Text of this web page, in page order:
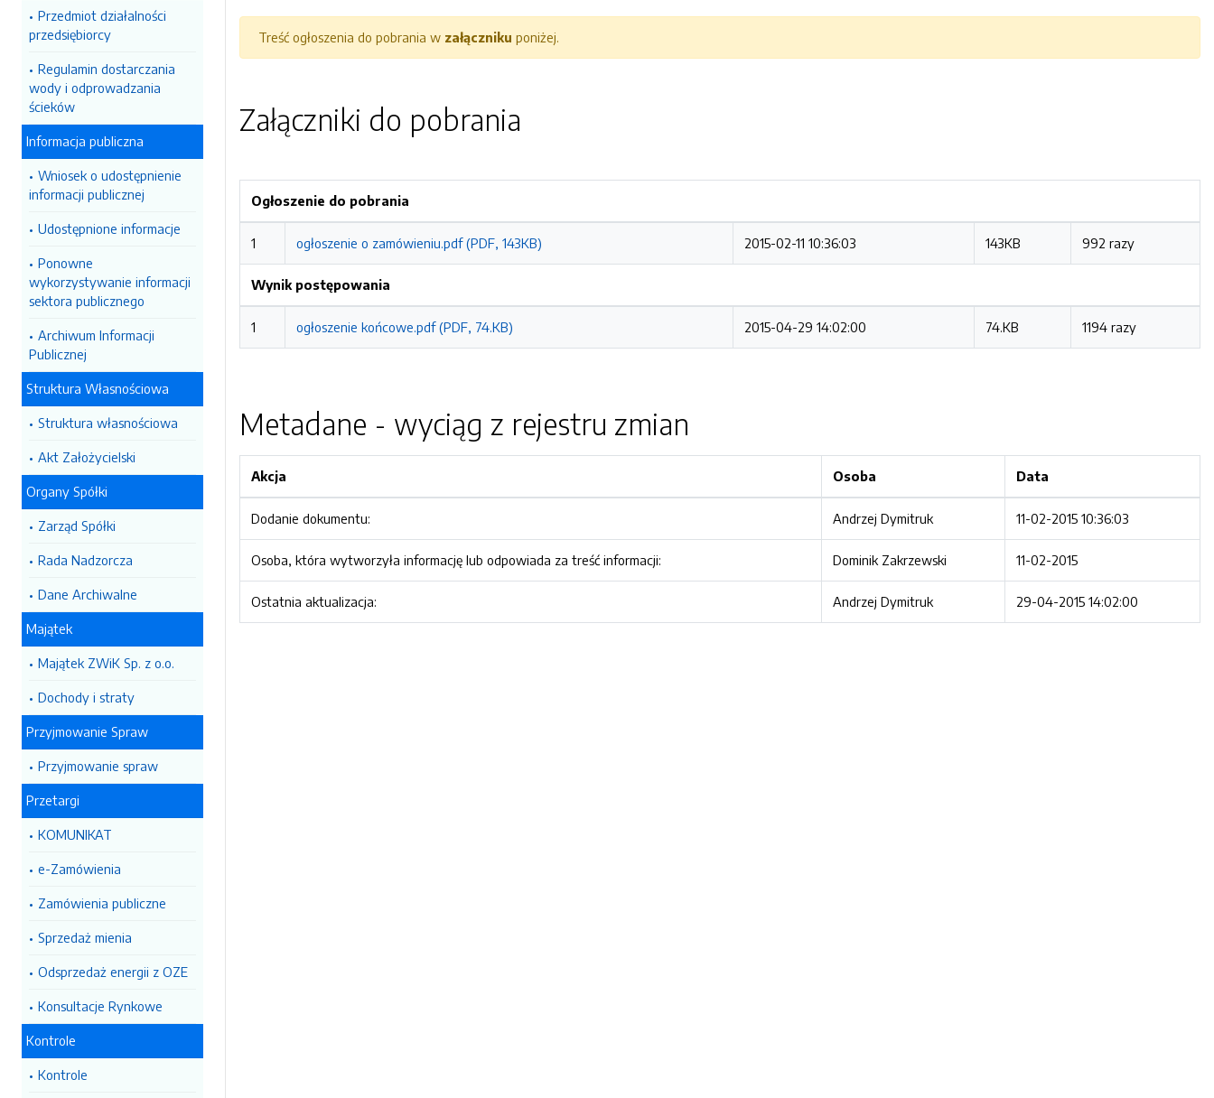
Przedmiot działalności
przedsiębiorcy
Regulamin dostarczania
wody i odprowadzania
ścieków
Informacja publiczna
Wniosek o udostępnienie
informacji publicznej
Udostępnione informacje
Ponowne
wykorzystywanie informacji
sektora publicznego
Archiwum Informacji
Publicznej
Struktura Własnościowa
Struktura własnościowa
Akt Założycielski
Organy Spółki
Zarząd Spółki
Rada Nadzorcza
Dane Archiwalne
Majątek
Majątek ZWiK Sp. z o.o.
Dochody i straty
Przyjmowanie Spraw
Przyjmowanie spraw
Przetargi
KOMUNIKAT
e-Zamówienia
Zamówienia publiczne
Sprzedaż mienia
Odsprzedaż energii z OZE
Konsultacje Rynkowe
Kontrole
Kontrole
Treść ogłoszenia do pobrania w załączniku poniżej.
Załączniki do pobrania
Ogłoszenie do pobrania
1 ogłoszenie o zamówieniu.pdf (PDF, 143KB) 2015-02-11 10:36:03 143KB 992 razy
Wynik postępowania
1 ogłoszenie końcowe.pdf (PDF, 74.KB) 2015-04-29 14:02:00 74.KB 1194 razy
Metadane - wyciąg z rejestru zmian
Akcja Osoba Data
Dodanie dokumentu: Andrzej Dymitruk 11-02-2015 10:36:03
Osoba, która wytworzyła informację lub odpowiada za treść informacji: Dominik Zakrzewski 11-02-2015
Ostatnia aktualizacja: Andrzej Dymitruk 29-04-2015 14:02:00